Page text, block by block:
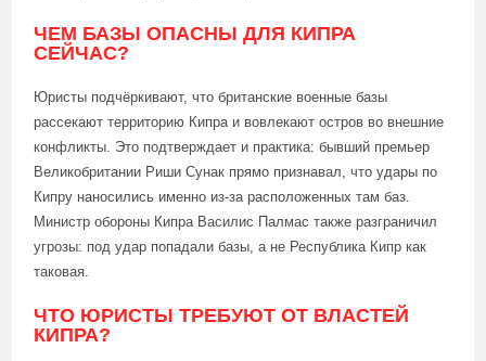
ЧЕМ БАЗЫ ОПАСНЫ ДЛЯ КИПРА
СЕЙЧАС?
Юристы подчёркивают, что британские военные базы
рассекают территорию Кипра и вовлекают остров во внешние
конфликты. Это подтверждает и практика: бывший премьер
Великобритании Риши Сунак прямо признавал, что удары по
Кипру наносились именно из-за расположенных там баз.
Министр обороны Кипра Василис Палмас также разграничил
угрозы: под удар попадали базы, а не Республика Кипр как
таковая.
ЧТО ЮРИСТЫ ТРЕБУЮТ ОТ ВЛАСТЕЙ
КИПРА?